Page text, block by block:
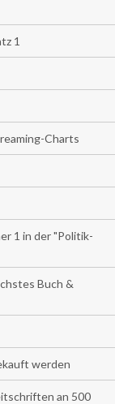
1
Charts
1 in der "Politik-
Buch &
werden
an 500